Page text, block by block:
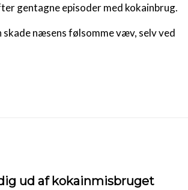
gentagne episoder med kokainbrug.
næsens følsomme væv, selv ved
ud af kokainmisbruget